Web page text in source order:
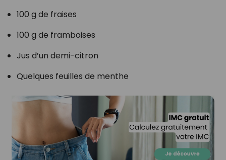
100 g de fraises
100 g de framboises
Jus d’un demi-citron
Quelques feuilles de menthe